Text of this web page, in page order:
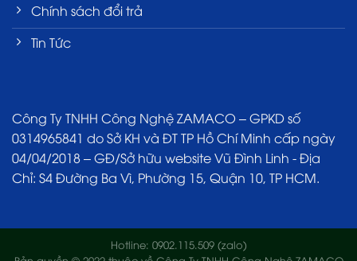
Chính sách đổi trả
Tin Tức
Công Ty TNHH Công Nghệ ZAMACO – GPKD số
0314965841 do Sở KH và ĐT TP Hồ Chí Minh cấp ngày
04/04/2018 – GĐ/Sở hữu website Vũ Đình Linh - Địa
Chỉ: S4 Đường Ba Vì, Phường 15, Quận 10, TP HCM.
Hotline: 0902.115.509 (zalo)